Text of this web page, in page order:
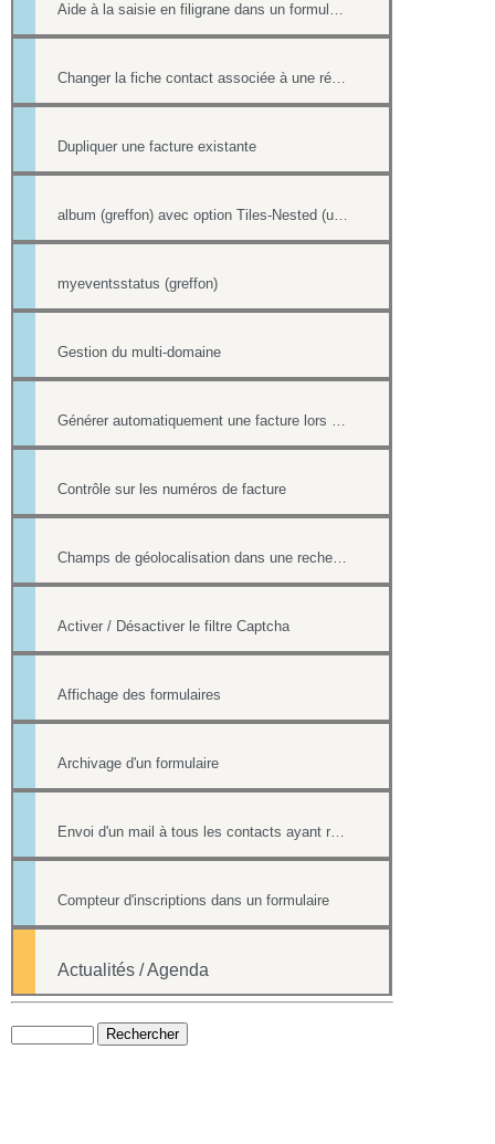
Aide à la saisie en filigrane dans un formulaire en ligne
Changer la fiche contact associée à une réponse d'un formulaire
Dupliquer une facture existante
album (greffon) avec option Tiles-Nested (unitegallery)
myeventsstatus (greffon)
Gestion du multi-domaine
Générer automatiquement une facture lors d'une vente dans la boutique
Contrôle sur les numéros de facture
Champs de géolocalisation dans une recherche de l'annuaire
Activer / Désactiver le filtre Captcha
Affichage des formulaires
Archivage d'un formulaire
Envoi d'un mail à tous les contacts ayant répondu à un formulaire
Compteur d'inscriptions dans un formulaire
Actualités / Agenda